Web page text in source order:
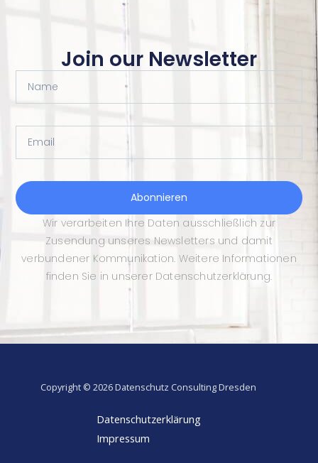
Join our Newsletter
Abonnieren
Wir verarbeiten Ihre Daten ausschließlich zur
Zusendung unseres Newsletters und damit
verbundener Kommunikation. Weitere Informationen
finden Sie in unserer Datenschutzerklärung.
Copyright © 2026 Datenschutz Consulting Dresden
Datenschutzerklärung
Impressum